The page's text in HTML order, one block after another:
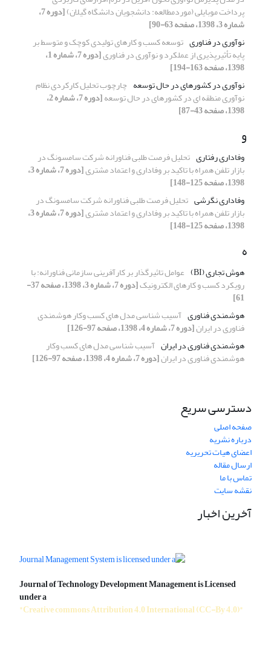
پرداخت موبایلی (موردمطالعه: دانشجویان دانشگاه گیلان) [دوره 7،
شماره 3، 1398، صفحه 63-90]
نوآوری در فناوری توسعه کسب و کارهای تولیدی کوچک و متوسط بر
پایه تأثیرپذیری از عملکرد و نوآوری در فناوری [دوره 7، شماره 1،
1398، صفحه 163-194]
نوآوری در کشورهای در حال توسعه چارچوب تحلیل کارکردی نظام
نوآوری منطقه ای در کشورهای در حال توسعه [دوره 7، شماره 2،
1398، صفحه 43-87]
و
وفاداری رفتاری تحلیل فرصت طلبی فناورانه شرکت سامسونگ در
بازار تلفن همراه با تاکید بر وفاداری و اعتماد مشتری [دوره 7، شماره 3،
1398، صفحه 125-148]
وفاداری نگرشی تحلیل فرصت طلبی فناورانه شرکت سامسونگ در
بازار تلفن همراه با تاکید بر وفاداری و اعتماد مشتری [دوره 7، شماره 3،
1398، صفحه 125-148]
ه
هوش تجاری (BI) عوامل تاثیرگذار بر کارآفرینی سازمانی فناورانه: با
رویکرد کسب و کارهای الکترونیک [دوره 7، شماره 3، 1398، صفحه 37-
61]
هوشمندی فناوری آسیب شناسی مدل های کسب وکار هوشمندی
فناوری در ایران[دوره 7، شماره 4، 1398، صفحه 97-126]
هوشمندی فناوری در ایران آسیب شناسی مدل های کسب وکار
هوشمندی فناوری در ایران[دوره 7، شماره 4، 1398، صفحه 97-126]
دسترسی سریع
صفحه اصلی
درباره نشریه
اعضای هیات تحریریه
ارسال مقاله
تماس با ما
نقشه سایت
آخرین اخبار
Journal of Technology Development Management is Licensed
under a
"Creative commons Attribution 4.0 International (CC-By 4.0)"